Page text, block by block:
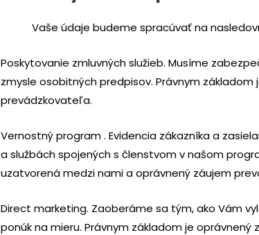
Vaše údaje budeme spracúvať na
Poskytovanie zmluvných služieb. Musíme
zmysle osobitných predpisov. Právnym
prevádzkovateľa.
Vernostný program . Evidencia zákazníka a
a službách spojených s členstvom v našom
uzatvorená medzi nami a oprávnený záujem
Direct marketing. Zaoberáme sa tým, ako Vám
ponúk na mieru. Právnym základom je